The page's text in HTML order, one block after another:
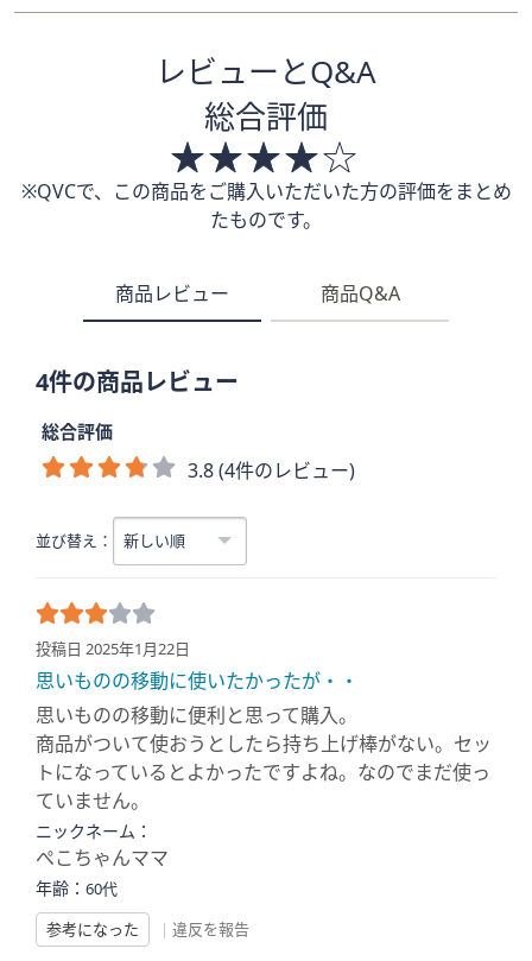
レビューとQ&A
総合評価
※QVCで、この商品をご購入いただいた方の評価をまとめ
たものです。
商品レビュー 商品Q&A
4件の商品レビュー
総合評価
3.8 (4件のレビュー)
並び替え：
投稿日 2025年1月22日
思いものの移動に使いたかったが・・
思いものの移動に便利と思って購入。
商品がついて使おうとしたら持ち上げ棒がない。セッ
トになっているとよかったですよね。なのでまだ使っ
ていません。
ニックネーム：
ぺこちゃんママ
年齢： 60代
参考になった
| 違反を報告